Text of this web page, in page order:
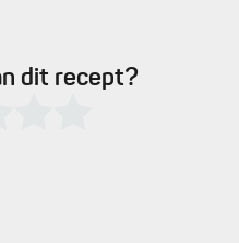
dit recept?